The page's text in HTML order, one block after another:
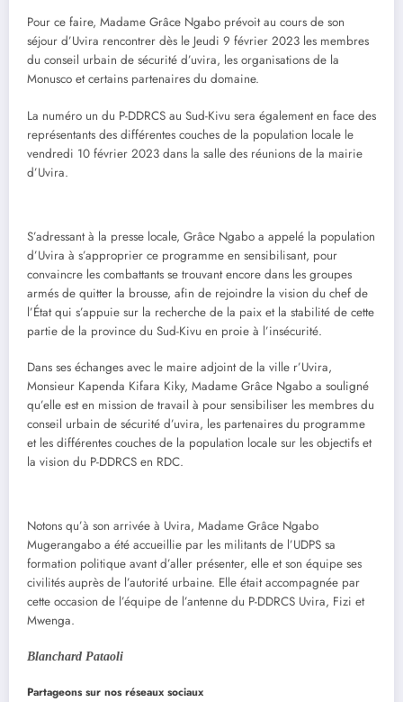
Pour ce faire, Madame Grâce Ngabo prévoit au cours de son
séjour d’Uvira rencontrer dès le Jeudi 9 février 2023 les membres
du conseil urbain de sécurité d’uvira, les organisations de la
Monusco et certains partenaires du domaine.
La numéro un du P-DDRCS au Sud-Kivu sera également en face des
représentants des différentes couches de la population locale le
vendredi 10 février 2023 dans la salle des réunions de la mairie
d’Uvira.
S’adressant à la presse locale, Grâce Ngabo a appelé la population
d’Uvira à s’approprier ce programme en sensibilisant, pour
convaincre les combattants se trouvant encore dans les groupes
armés de quitter la brousse, afin de rejoindre la vision du chef de
l’État qui s’appuie sur la recherche de la paix et la stabilité de cette
partie de la province du Sud-Kivu en proie à l’insécurité.
Dans ses échanges avec le maire adjoint de la ville r’Uvira,
Monsieur Kapenda Kifara Kiky, Madame Grâce Ngabo a souligné
qu’elle est en mission de travail à pour sensibiliser les membres du
conseil urbain de sécurité d’uvira, les partenaires du programme
et les différentes couches de la population locale sur les objectifs et
la vision du P-DDRCS en RDC.
Notons qu’à son arrivée à Uvira, Madame Grâce Ngabo
Mugerangabo a été accueillie par les militants de l’UDPS sa
formation politique avant d’aller présenter, elle et son équipe ses
civilités auprès de l’autorité urbaine. Elle était accompagnée par
cette occasion de l’équipe de l’antenne du P-DDRCS Uvira, Fizi et
Mwenga.
Blanchard Pataoli
Partageons sur nos réseaux sociaux